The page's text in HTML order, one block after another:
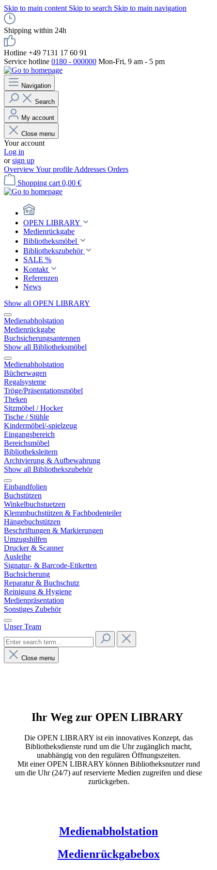
Skip to main content Skip to search Skip to main navigation
Shipping within 24h
Hotline +49 7131 17 60 91
Service hotline 0180 - 000000 Mon-Fri, 9 am - 5 pm
Navigation
Search
My account
Close menu
Your account
Log in
orsign up
OverviewYour profile Addresses Orders
Shopping cart 0,00 €
OPEN LIBRARY
Medienrückgabe
Bibliotheksmöbel
Bibliothekszubehör
SALE %
Kontakt
Referenzen
News
Show all OPEN LIBRARY
Medienabholstation
Medienrückgabe
Buchsicherungsantennen
Show all Bibliotheksmöbel
Medienabholstation
Bücherwagen
Regalsysteme
Tröge/Präsentationsmöbel
Theken
Sitzmöbel / Hocker
Tische / Stühle
Kindermöbel/-spielzeug
Eingangsbereich
Bereichsmöbel
Bibliotheksleitern
Archivierung & Aufbewahrung
Show all Bibliothekszubehör
Einbandfolien
Buchstützen
Winkelbuchstuetzen
Klemmbuchstützen & Fachbodenteiler
Hängebuchstützen
Beschriftungen & Markierungen
Umzugshilfen
Drucker & Scanner
Ausleihe
Signatur- & Barcode-Etiketten
Buchsicherung
Reparatur & Buchschutz
Reinigung & Hygiene
Medienpräsentation
Sonstiges Zubehör
Unser Team
Close menu
Ihr Weg zur OPEN LIBRARY
Die OPEN LIBRARY ist ein innovatives Konzept, das
Bibliotheksdienste rund um die Uhr zugänglich macht,
unabhängig von den regulären Öffnungszeiten.
Mit einer OPEN LIBRARY können Bibliotheksnutzer rund
um die Uhr (24/7) auf reservierte Medien zugreifen und diese
zurückgeben.
Medienabholstation
Medienrückgabebox